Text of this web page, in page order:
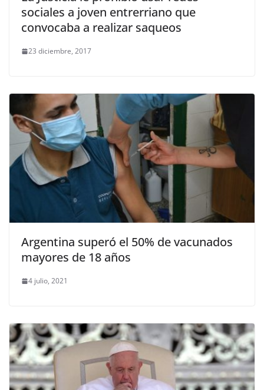
sociales a joven entrerriano que
convocaba a realizar saqueos
23 diciembre, 2017
Argentina superó el 50% de vacunados
mayores de 18 años
4 julio, 2021